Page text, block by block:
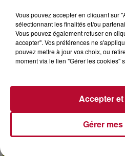
3 août 2026
Vous pouvez accepter en cliquant sur
sélectionnant les finalités et/ou
Vous pouvez également refuser en
accepter". Vos préférences ne
pouvez mettre à jour vos choix, ou
moment via le lien "Gérer les cookies"
Gérer
Accepter